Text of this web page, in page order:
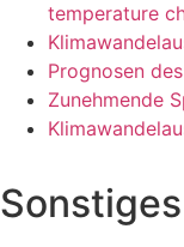
temperature
Prognosen
Zunehmende
Sonstiges